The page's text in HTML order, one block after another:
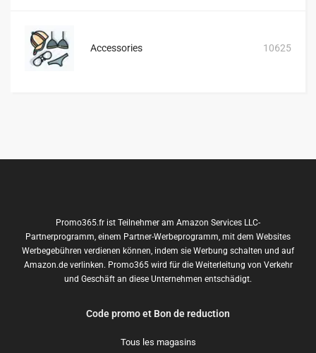
Accessories 10625
Promo365.fr ist Teilnehmer am Amazon Services LLC-
Partnerprogramm, einem Partner-Werbeprogramm, mit dem Websites
Werbegebühren verdienen können, indem sie Werbung schalten und auf
Amazon.de verlinken. Promo365 wird für die Weiterleitung von Verkehr
und Geschäft an diese Unternehmen entschädigt.
Code promo et Bon de reduction
Tous les magasins